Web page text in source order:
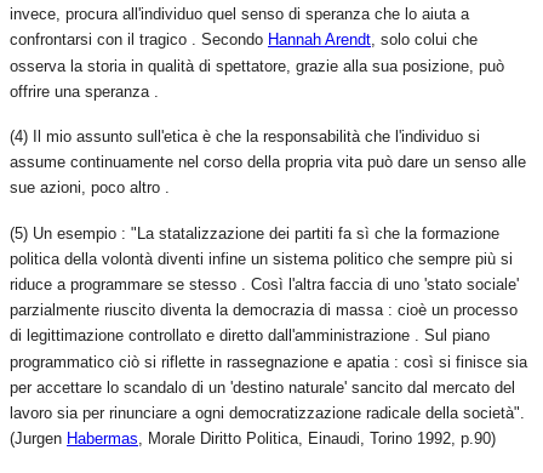
invece, procura all'individuo quel senso di speranza che lo aiuta a
confrontarsi con il tragico . Secondo Hannah Arendt, solo colui che
osserva la storia in qualità di spettatore, grazie alla sua posizione, può
offrire una speranza .
(4) Il mio assunto sull'etica è che la responsabilità che l'individuo si
assume continuamente nel corso della propria vita può dare un senso alle
sue azioni, poco altro .
(5) Un esempio : "La statalizzazione dei partiti fa sì che la formazione
politica della volontà diventi infine un sistema politico che sempre più si
riduce a programmare se stesso . Così l'altra faccia di uno 'stato sociale'
parzialmente riuscito diventa la democrazia di massa : cioè un processo
di legittimazione controllato e diretto dall'amministrazione . Sul piano
programmatico ciò si riflette in rassegnazione e apatia : così si finisce sia
per accettare lo scandalo di un 'destino naturale' sancito dal mercato del
lavoro sia per rinunciare a ogni democratizzazione radicale della società".
(Jurgen Habermas, Morale Diritto Politica, Einaudi, Torino 1992, p.90)